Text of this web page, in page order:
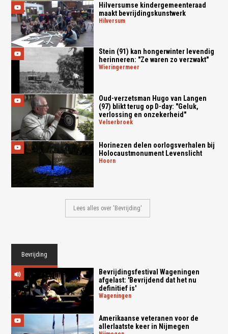
Hilversumse kindergemeenteraad
maakt bevrijdingskunstwerk
hilversum
Stein (91) kan hongerwinter levendig
herinneren: "Ze waren zo verzwakt"
wieringermeer
Oud-verzetsman Hugo van Langen
(97) blikt terug op D-day: "Geluk,
verlossing en onzekerheid"
velserbroek
Horinezen delen oorlogsverhalen bij
Holocaustmonument Levenslicht
hoorn
Lees alles over 'Bevrijding'
Bevrijding
Bevrijdingsfestival Wageningen
afgelast: 'Bevrijdend dat het nu
definitief is'
wageningen
Amerikaanse veteranen voor de
allerlaatste keer in Nijmegen